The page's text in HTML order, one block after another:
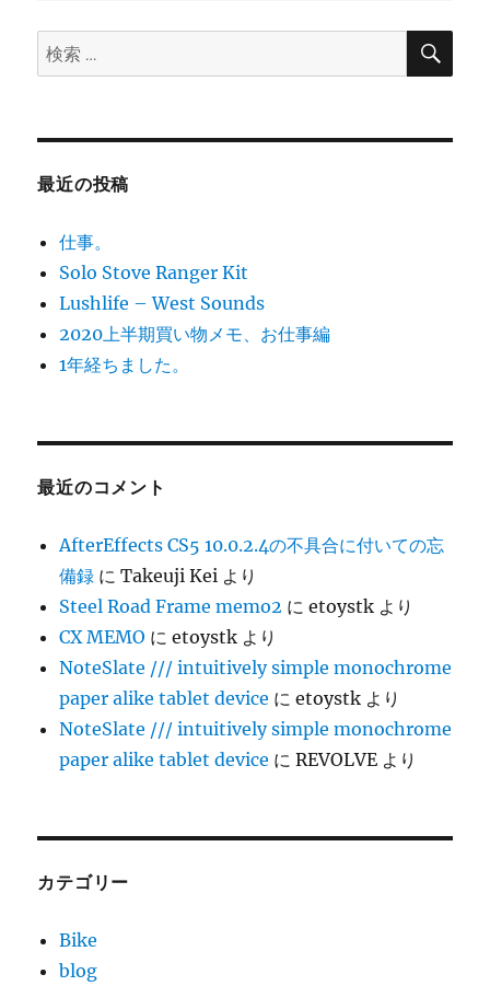
ナ
ビ
ー
シ
ョ
ン
検
索:
検
最近の投稿
仕事。
Solo Stove Ranger Kit
Lushlife – West Sounds
2020上半期買い物メモ、お仕事編
1年経ちました。
最近のコメント
AfterEffects CS5 10.0.2.4の不具合に付いての忘
備録 にTakeuji Kei より
Steel Road Frame memo2 にetoystk より
CX MEMO にetoystk より
NoteSlate /// intuitively simple monochrome
paper alike tablet device にetoystk より
NoteSlate /// intuitively simple monochrome
paper alike tablet device にREVOLVE より
カテゴリー
Bike
blog